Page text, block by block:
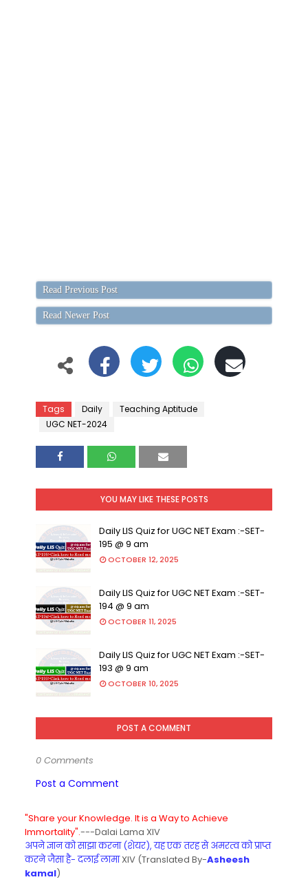
Read Previous Post
Read Newer Post
Tags Daily
Teaching Aptitude
UGC NET-2024
YOU MAY LIKE THESE POSTS
Daily LIS Quiz for UGC NET Exam :-SET-
195 @ 9 am
OCTOBER 12, 2025
Daily LIS Quiz for UGC NET Exam :-SET-
194 @ 9 am
OCTOBER 11, 2025
Daily LIS Quiz for UGC NET Exam :-SET-
193 @ 9 am
OCTOBER 10, 2025
POST A COMMENT
0 Comments
Post a Comment
"Share your Knowledge. It is a Way to Achieve
Immortality".---Dalai Lama XIV
अपने ज्ञान को साझा करना (शेयर), यह एक तरह से अमरत्व को प्राप्त
करने जैसा है- दलाई लामाXIV (Translated By-Asheesh
kamal)